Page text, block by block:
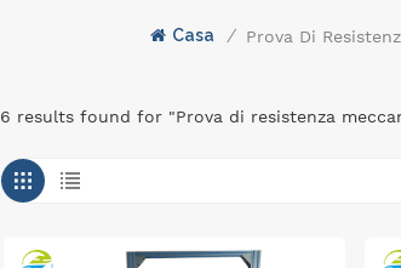
Casa / Prova Di
6 results found for "Prova di resistenza